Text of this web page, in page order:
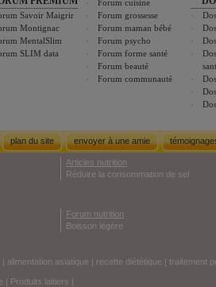
Savoir Maigrir
Montignac
MentalSlim
SLIM data
Forum cuisine
Forum grossesse
Forum maman bébé
Forum psycho
Forum forme santé
Forum beauté
Forum communauté
plan du site envoyer à une amie
Articles nutrition
Réduire la consommation de sel
Forum nutrition
Boisson légère
| alimentation asiatique | recette diététique | traitement
| Produits laitiers |